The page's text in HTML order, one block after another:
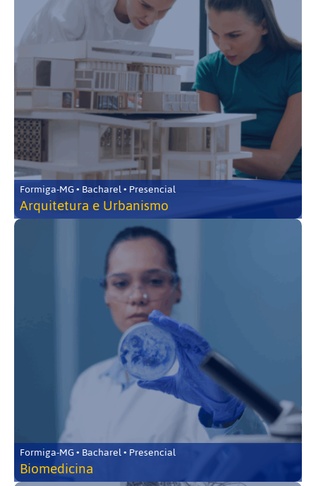
Formiga-MG • Bacharel • Presencial
Arquitetura e Urbanismo
Formiga-MG • Bacharel • Presencial
Biomedicina